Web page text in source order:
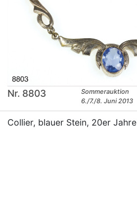
Nr. 8803
Sommerauktion
6./7./8. Juni 2013
Collier, blauer Stein, 20er Jahre